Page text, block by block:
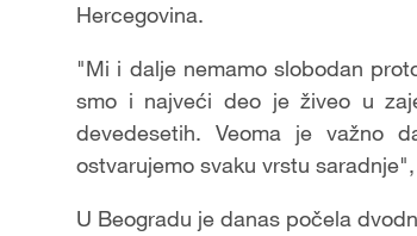
Hercegovina.
"Mi i dalje nemamo slobodan
smo i najveći deo je živeo u
devedesetih. Veoma je važno
ostvarujemo svaku vrstu
U Beogradu je danas počela